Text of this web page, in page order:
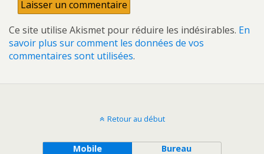
Ce site utilise Akismet pour réduire les indésirables. En
savoir plus sur comment les données de vos
commentaires sont utilisées.
Retour au début
Mobile Bureau